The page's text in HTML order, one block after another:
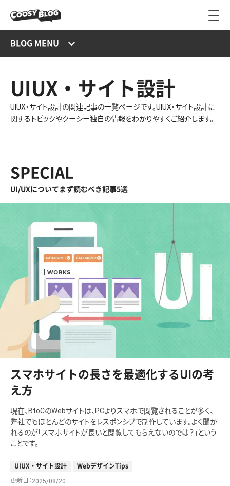
BLOG MENU
UIUX・サイト設計
UIUX・サイト設計の関連記事の一覧ページです。UIUX・サイト設計に
関するトピックやクーシー独自の情報をわかりやすくご紹介します。
SPECIAL
UI/UXについてまず読むべき記事5選
スマホサイトの長さを最適化するUIの考
え方
現在、BtoCのWebサイトは、PCよりスマホで閲覧されることが多く、
弊社でもほとんどのサイトをレスポンシブで制作しています。よく聞か
れるのが「スマホサイトが長いと閲覧してもらえないのでは？」という
ことです。
UIUX・サイト設計 WebデザインTips
更新日 2025/08/20